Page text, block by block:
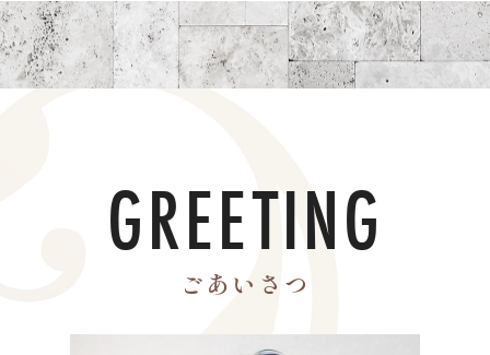
GREETING
ごあいさつ